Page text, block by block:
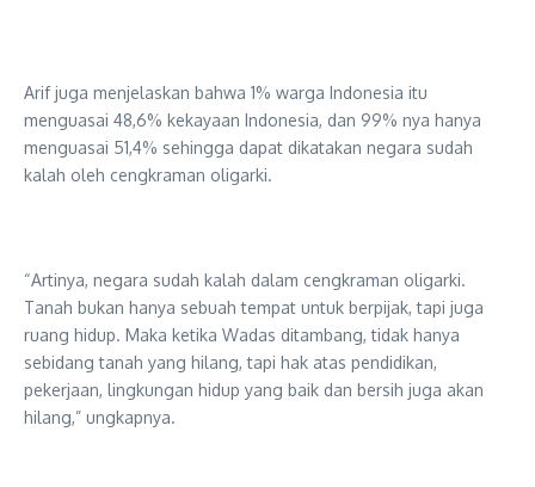
Arif juga menjelaskan bahwa 1% warga Indonesia itu
menguasai 48,6% kekayaan Indonesia, dan 99% nya hanya
menguasai 51,4% sehingga dapat dikatakan negara sudah
kalah oleh cengkraman oligarki.
“Artinya, negara sudah kalah dalam cengkraman oligarki.
Tanah bukan hanya sebuah tempat untuk berpijak, tapi juga
ruang hidup. Maka ketika Wadas ditambang, tidak hanya
sebidang tanah yang hilang, tapi hak atas pendidikan,
pekerjaan, lingkungan hidup yang baik dan bersih juga akan
hilang,” ungkapnya.